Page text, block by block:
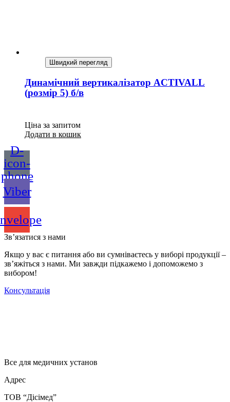
Швидкий перегляд
Динамічний вертикалізатор ACTIVALL
(розмір 5) б/в
Ціна за запитом
Додати в кошик
D-
icon-
phone
Viber
Зв’язатися з нами
Якщо у вас є питання або ви сумніваєтесь у виборі продукції –
зв’яжіться з нами. Ми завжди підкажемо і допоможемо з
вибором!
Консультація
Все для медичних установ
Адрес
ТОВ “Дісімед”